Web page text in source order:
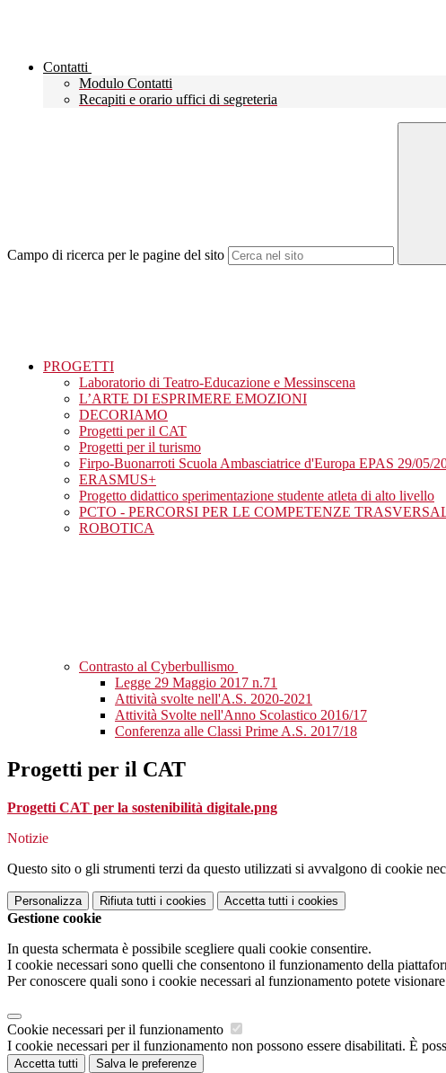
Contatti
Modulo Contatti
Recapiti e orario uffici di segreteria
Campo di ricerca per le pagine del sito
PROGETTI
Laboratorio di Teatro-Educazione e Messinscena
L’ARTE DI ESPRIMERE EMOZIONI
DECORIAMO
Progetti per il CAT
Progetti per il turismo
Firpo-Buonarroti Scuola Ambasciatrice d'Europa EPAS 29/05/
ERASMUS+
Progetto didattico sperimentazione studente atleta di alto livello
PCTO - PERCORSI PER LE COMPETENZE
ROBOTICA
Contrasto al Cyberbullismo
Legge 29 Maggio 2017 n.71
Attività svolte nell'A.S. 2020-2021
Attività Svolte nell'Anno Scolastico 2016/17
Conferenza alle Classi Prime A.S. 2017/18
Progetti per il CAT
Progetti CAT per la sostenibilità digitale.png
Notizie
Questo sito o gli strumenti terzi da questo utilizzati si avvalgono di cookie
Personalizza Rifiuta tutti i cookies Accetta tutti i cookies
Gestione cookie
In questa schermata è possibile scegliere quali cookie consentire.
I cookie necessari sono quelli che consentono il funzionamento della
Per conoscere quali sono i cookie necessari al funzionamento potete
Cookie necessari per il funzionamento
I cookie necessari per il funzionamento non possono essere disabilitati. È
Accetta tutti Salva le preferenze